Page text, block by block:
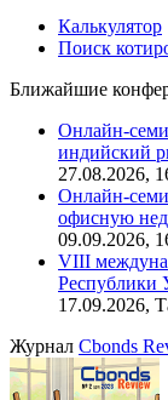
IT-
Поиск
Ближайшие
Онлайн-
индийский
27.08.2026,
Онлайн-
офисную
VIII
Республики
17.09.2026,